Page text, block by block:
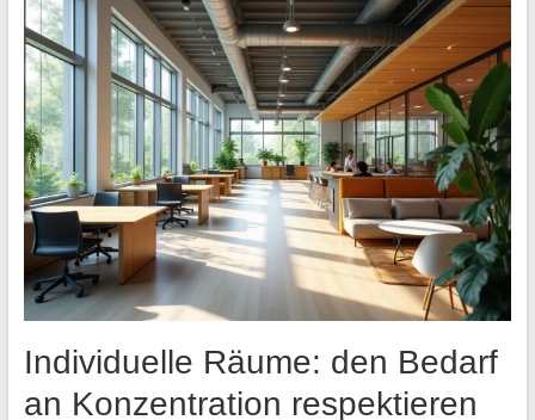
Individuelle Räume: den Bedarf
an Konzentration respektieren